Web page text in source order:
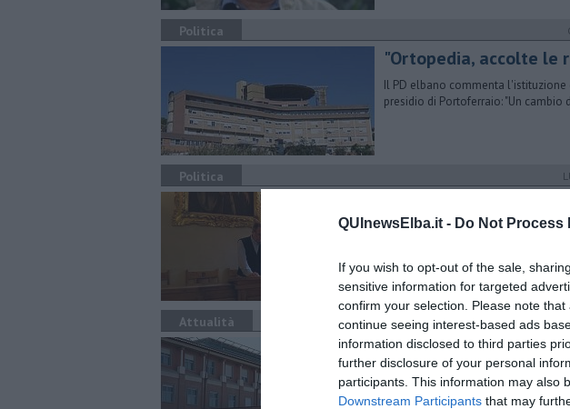
QUInewsElba.it - Do Not Process
If you wish to opt-out of the sale,
sensitive information for targeted
confirm your selection. Please note
continue seeing interest-based ads
information disclosed to third parties
further disclosure of your personal
participants. This information may also
Downstream Participants that may
Politica
"Ortopedia, accolte le
Il PD elbano commenta
presidio di Portoferraio: "Un cambio
Politica
Dura replica del sindaco Ferrari
Attualità
Sanità elbana, i
In anteprima il progetto sanitario
l'Università di Pisa, l'Elba come